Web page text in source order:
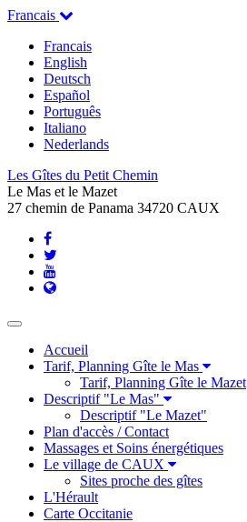
Francais
Francais
English
Deutsch
Español
Português
Italiano
Nederlands
Les Gîtes du Petit Chemin
Le Mas et le Mazet
27 chemin de Panama 34720 CAUX
Toggle
navigationAccueil
Tarif, Planning Gîte le Mas
Tarif, Planning Gîte le Mazet
Descriptif "Le Mas"
Descriptif "Le Mazet"
Plan d'accès / Contact
Massages et Soins énergétiques
Le village de CAUX
Sites proche des gîtes
L'Hérault
Carte Occitanie